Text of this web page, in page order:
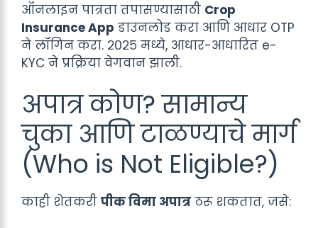
ऑनलाइन पात्रता तपासण्यासाठी Crop
Insurance App डाउनलोड करा आणि आधार OTP
ने लॉगिन करा. २०२५ मध्ये, आधार-आधारित e-
KYC ने प्रक्रिया वेगवान झाली.
अपात्र कोण? सामान्य
चुका आणि टाळण्याचे मार्ग
(Who is Not Eligible?)
काही शेतकरी पीक विमा अपात्र ठरू शकतात, जसे: